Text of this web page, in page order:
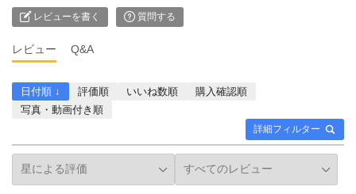
レビューを書く 質問する
レビュー Q&A
詳細フィルター
日付順 ↓ 評価順 いいね数順
購入確認順
写真・動画付き順